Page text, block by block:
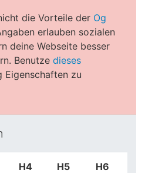
die Vorteile der Og
erlauben sozialen
deine Webseite besser
Benutze dieses
Eigenschaften zu
H4 H5 H6